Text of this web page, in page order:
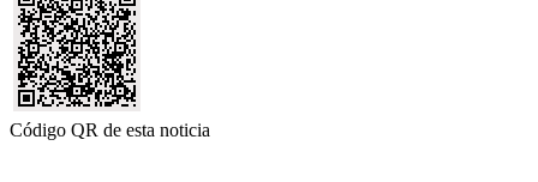
Código QR de esta noticia